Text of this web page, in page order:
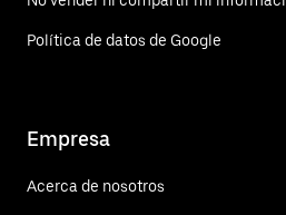
Política de datos de Google
Empresa
Acerca de nosotros